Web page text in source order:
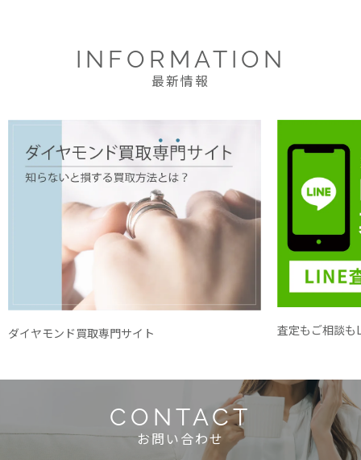
INFORMATION
最新情報
ダイヤモンド買取専門サイト 査定もご相談も
CONTACT
お問い合わせ